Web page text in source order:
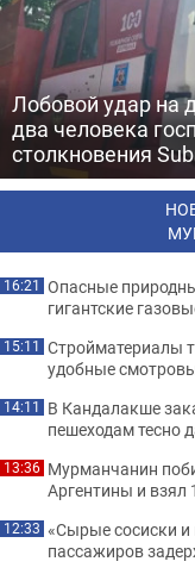
Лобовой удар на
два человека
столкновения
16:21 Опасные
гигантские
15:11 Стройматериалы
удобные
14:11 В Кандалакше
пешеходам тесно
13:36 Мурманчанин
Аргентины и взял
12:33 «Сырые сосиски и
пассажиров